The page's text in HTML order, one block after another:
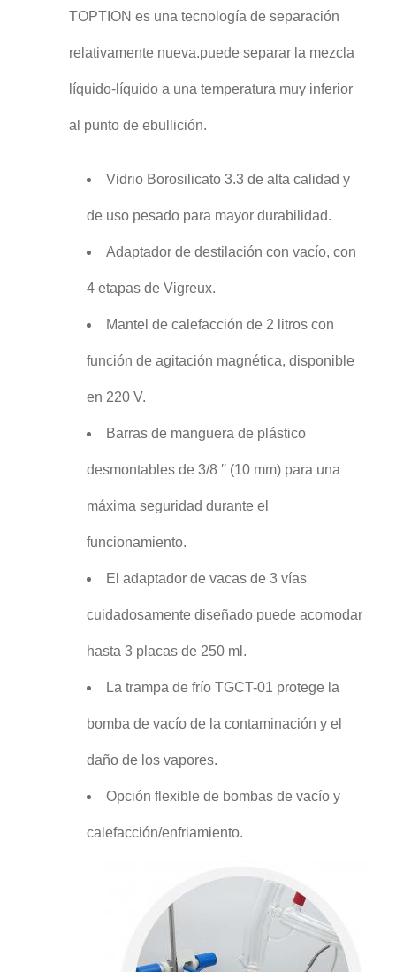
TOPTION es una tecnología de separación
relativamente nueva.puede separar la mezcla
líquido-líquido a una temperatura muy inferior
al punto de ebullición.
Vidrio Borosilicato 3.3 de alta calidad y
de uso pesado para mayor durabilidad.
Adaptador de destilación con vacío, con
4 etapas de Vigreux.
Mantel de calefacción de 2 litros con
función de agitación magnética, disponible
en 220 V.
Barras de manguera de plástico
desmontables de 3/8 ′′ (10 mm) para una
máxima seguridad durante el
funcionamiento.
El adaptador de vacas de 3 vías
cuidadosamente diseñado puede acomodar
hasta 3 placas de 250 ml.
La trampa de frío TGCT-01 protege la
bomba de vacío de la contaminación y el
daño de los vapores.
Opción flexible de bombas de vacío y
calefacción/enfriamiento.